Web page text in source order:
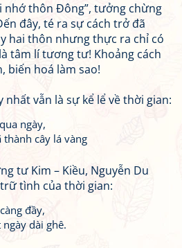
nhớ thôn Đông”, tưởng chừng
đây, té ra sự cách trở đã
hai thôn nhưng thực ra chỉ có
tâm lí tương tư! Khoảng cách
biến hoá làm sao!
vẫn là sự kể lể về thời gian:
ngày,
cây lá vàng
tư Kim – Kiều, Nguyễn Du
tình của thời gian:
đầy,
dài ghê.